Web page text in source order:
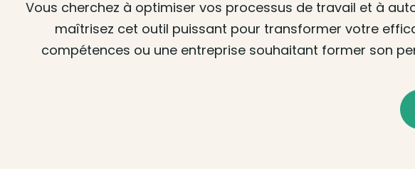
Vous cherchez à optimiser vos processus de travail et à
maîtrisez cet outil puissant pour transformer votre
compétences ou une entreprise souhaitant former son